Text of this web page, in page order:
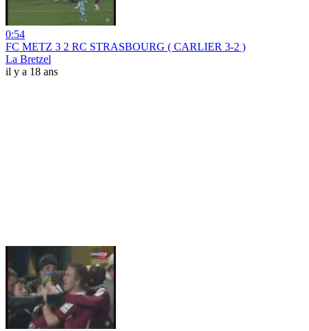
0:54
FC METZ 3 2 RC STRASBOURG ( CARLIER 3-2 )
La Bretzel
il y a 18 ans